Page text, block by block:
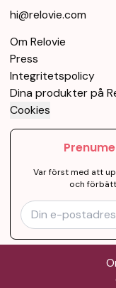
hi@relovie.com
Om Relovie
Press
Integritetspolicy
Dina produkter på
Cookies
Var först med att
och